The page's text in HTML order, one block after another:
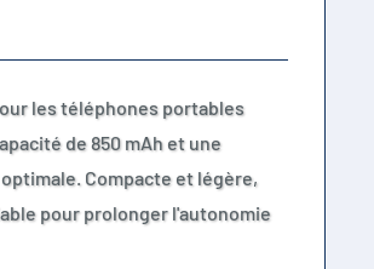
les téléphones portables
de 850 mAh et une
Compacte et légère,
pour prolonger l'autonomie